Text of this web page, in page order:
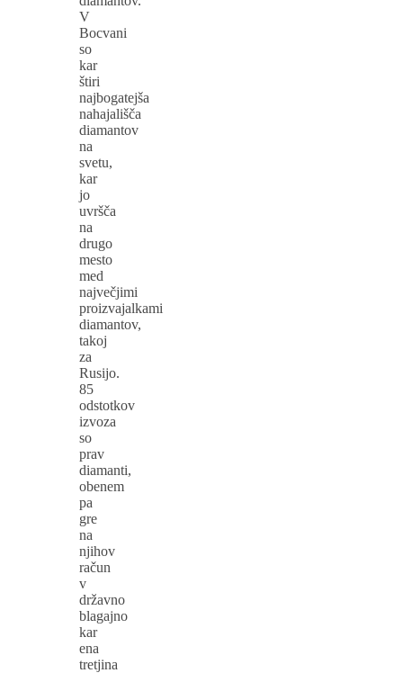
V
Bocvani
so
kar
štiri
najbogatejša
nahajališča
diamantov
na
svetu,
kar
jo
uvršča
na
drugo
mesto
med
največjimi
proizvajalkami
diamantov,
takoj
za
Rusijo.
85
odstotkov
izvoza
so
prav
diamanti,
obenem
pa
gre
na
njihov
račun
v
državno
blagajno
kar
ena
tretjina